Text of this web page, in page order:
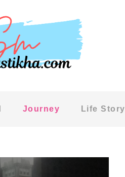
Journey Life Story